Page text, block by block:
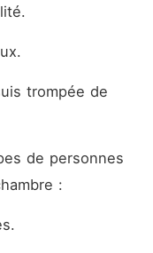
trompée de
de personnes
: